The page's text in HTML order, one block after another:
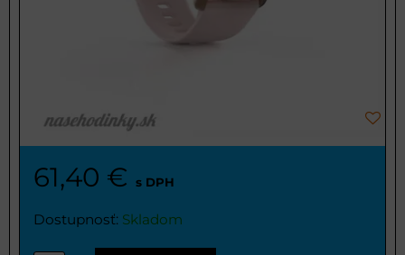
61,40 € s DPH
Dostupnosť: Skladom